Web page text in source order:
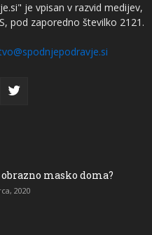
je vpisan v razvid medijev,
pod zaporedno številko 2121.
masko doma?
2020